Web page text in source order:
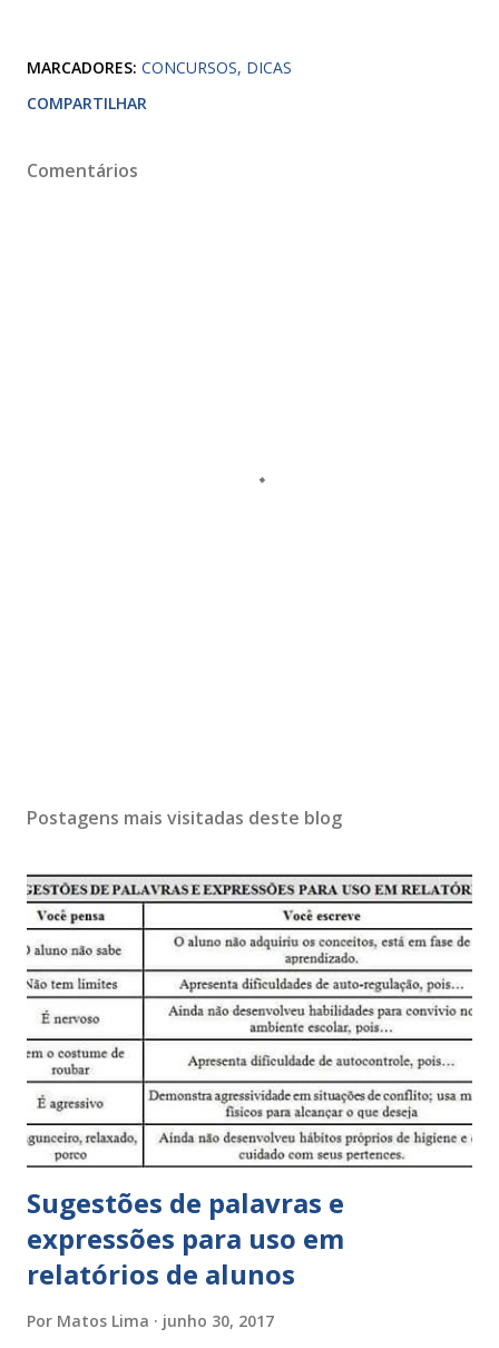
MARCADORES: CONCURSOS DICAS
COMPARTILHAR
Comentários
Postagens mais visitadas deste blog
Sugestões de palavras e
expressões para uso em
relatórios de alunos
Por Matos Lima junho 30, 2017